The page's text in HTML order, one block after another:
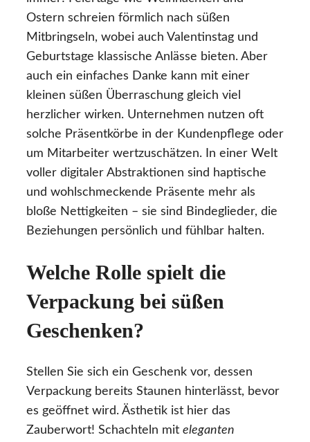
Ostern schreien förmlich nach süßen
Mitbringseln, wobei auch Valentinstag und
Geburtstage klassische Anlässe bieten. Aber
auch ein einfaches Danke kann mit einer
kleinen süßen Überraschung gleich viel
herzlicher wirken. Unternehmen nutzen oft
solche Präsentkörbe in der Kundenpflege oder
um Mitarbeiter wertzuschätzen. In einer Welt
voller digitaler Abstraktionen sind haptische
und wohlschmeckende Präsente mehr als
bloße Nettigkeiten – sie sind Bindeglieder, die
Beziehungen persönlich und fühlbar halten.
Welche Rolle spielt die
Verpackung bei süßen
Geschenken?
Stellen Sie sich ein Geschenk vor, dessen
Verpackung bereits Staunen hinterlässt, bevor
es geöffnet wird. Ästhetik ist hier das
Zauberwort! Schachteln mit eleganten